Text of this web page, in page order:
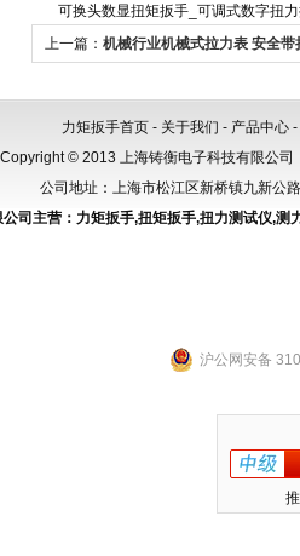
可换头数显扭矩扳手_可调式数字扭
上一篇： 机械行业机械式拉力表 安全带
力矩扳手首页 - 关于我们 - 产品中心 -
Copyright © 2013 上海铸衡电子科技有限公
公司地址：上海市松江区新桥镇九新
司主营： 力矩扳手,扭矩扳手,扭力测试仪,测
沪公网安备